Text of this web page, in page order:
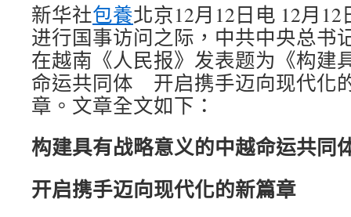
新华社包養北京12月12日电 12月
进行国事访问之际，中共中央总书
在越南《人民报》发表题为《构建
命运共同体 开启携手迈向现代化
章。文章全文如下：
构建具有战略意义的中越命运共同
开启携手迈向现代化的新篇章